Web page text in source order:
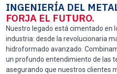
INGENIERÍA DEL
FORJA EL FUTURO.
Nuestro legado está cimentado en
industria: desde la revolucionaria
hidroformado avanzado.
un profundo entendimiento de las
asegurando que nuestros clientes